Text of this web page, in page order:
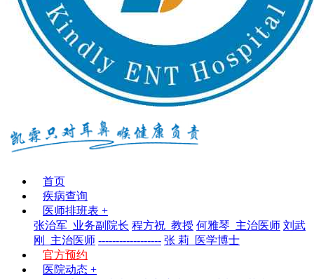
首页
疾病查询
医师排班表 +
张治军_业务副院长 程方祝_教授 何雅琴_主治医师 刘武
刚_主治医师 ------------------ 张 莉_医学博士
官方预约
医院动态 +